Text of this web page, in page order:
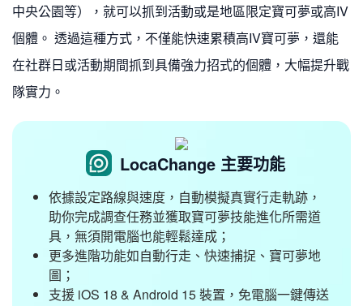
中央公園等），就可以抓到活動或是地區限定寶可夢或高IV
個體。 透過這種方式，不僅能快速累積高IV寶可夢，還能
在社群日或活動期間抓到具備強力招式的個體，大幅提升戰
隊實力。
LocaChange 主要功能
依據設定路線與速度，自動模擬真實行走軌跡，
助你完成調查任務並獲取寶可夢技能進化所需道
具，無須開電腦也能輕鬆達成；
更多進階功能如自動行走、快速捕捉、寶可夢地
圖；
支援 iOS 18 & Android 15 裝置，免電腦一鍵傳送